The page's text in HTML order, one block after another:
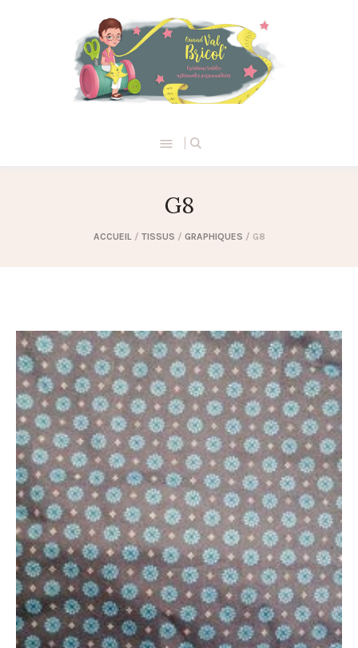
G8
ACCUEIL / TISSUS / GRAPHIQUES / G8